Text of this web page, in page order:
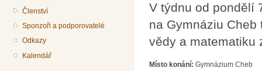
Členství
Sponzoři a podporovatelé
Odkazy
Kalendář
V týdnu od pondělí
na Gymnáziu
vědy a
Místo konání: Gymnázium Cheb